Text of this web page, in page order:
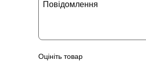
Оцініть товар